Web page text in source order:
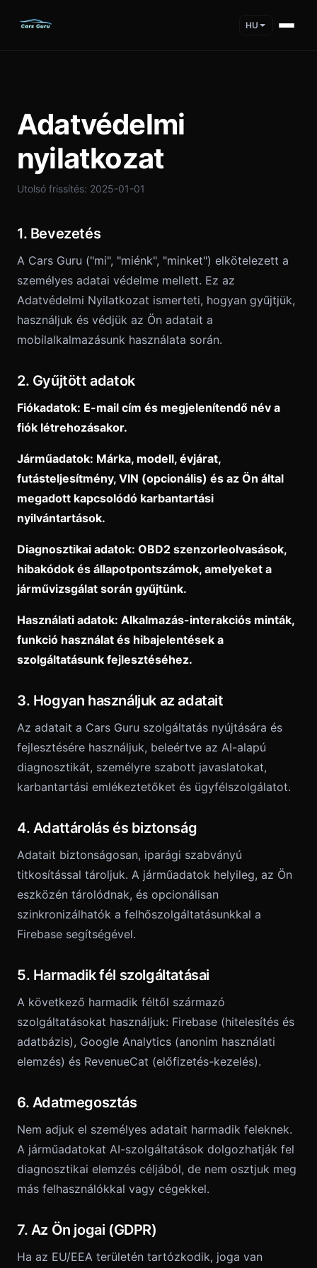
HU
Adatvédelmi
nyilatkozat
Utolsó frissítés: 2025-01-01
1. Bevezetés
A Cars Guru ("mi", "miénk", "minket") elkötelezett a
személyes adatai védelme mellett. Ez az
Adatvédelmi Nyilatkozat ismerteti, hogyan gyűjtjük,
használjuk és védjük az Ön adatait a
mobilalkalmazásunk használata során.
2. Gyűjtött adatok
Fiókadatok: E-mail cím és megjelenítendő név a
fiók létrehozásakor.
Járműadatok: Márka, modell, évjárat,
futásteljesítmény, VIN (opcionális) és az Ön által
megadott kapcsolódó karbantartási
nyilvántartások.
Diagnosztikai adatok: OBD2 szenzorleolvasások,
hibakódok és állapotpontszámok, amelyeket a
járművizsgálat során gyűjtünk.
Használati adatok: Alkalmazás-interakciós minták,
funkció használat és hibajelentések a
szolgáltatásunk fejlesztéséhez.
3. Hogyan használjuk az adatait
Az adatait a Cars Guru szolgáltatás nyújtására és
fejlesztésére használjuk, beleértve az AI-alapú
diagnosztikát, személyre szabott javaslatokat,
karbantartási emlékeztetőket és ügyfélszolgálatot.
4. Adattárolás és biztonság
Adatait biztonságosan, iparági szabványú
titkosítással tároljuk. A járműadatok helyileg, az Ön
eszközén tárolódnak, és opcionálisan
szinkronizálhatók a felhőszolgáltatásunkkal a
Firebase segítségével.
5. Harmadik fél szolgáltatásai
A következő harmadik féltől származó
szolgáltatásokat használjuk: Firebase (hitelesítés és
adatbázis), Google Analytics (anonim használati
elemzés) és RevenueCat (előfizetés-kezelés).
6. Adatmegosztás
Nem adjuk el személyes adatait harmadik feleknek.
A járműadatokat AI-szolgáltatások dolgozhatják fel
diagnosztikai elemzés céljából, de nem osztjuk meg
más felhasználókkal vagy cégekkel.
7. Az Ön jogai (GDPR)
Ha az EU/EEA területén tartózkodik, joga van